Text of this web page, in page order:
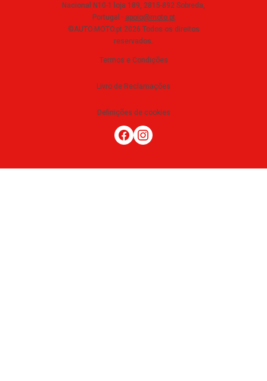
Nacional N10-1 loja 189, 2815-892 Sobreda,
Portugal · apoio@moto.pt
©AUTO.MOTO.pt 2026 Todos os direitos
reservados.
Termos e Condições
Livro de Reclamações
Definições de cookies